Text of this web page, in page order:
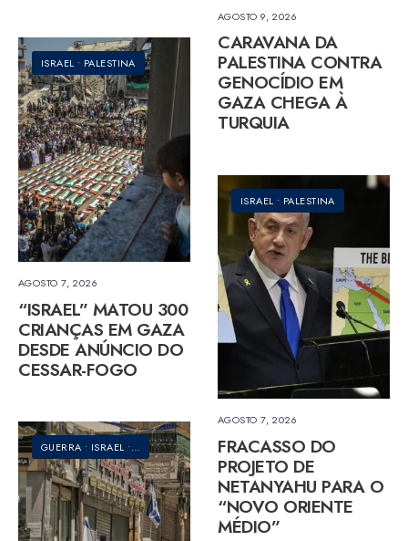
AGOSTO 9, 2026
CARAVANA DA
PALESTINA CONTRA
GENOCÍDIO EM
GAZA CHEGA À
TURQUIA
ISRAEL • PALESTINA
AGOSTO 7, 2026
“ISRAEL” MATOU 300
CRIANÇAS EM GAZA
DESDE ANÚNCIO DO
CESSAR-FOGO
ISRAEL • PALESTINA
AGOSTO 7, 2026
FRACASSO DO
PROJETO DE
NETANYAHU PARA O
“NOVO ORIENTE
MÉDIO”
GUERRA • ISRAEL • PALESTINA